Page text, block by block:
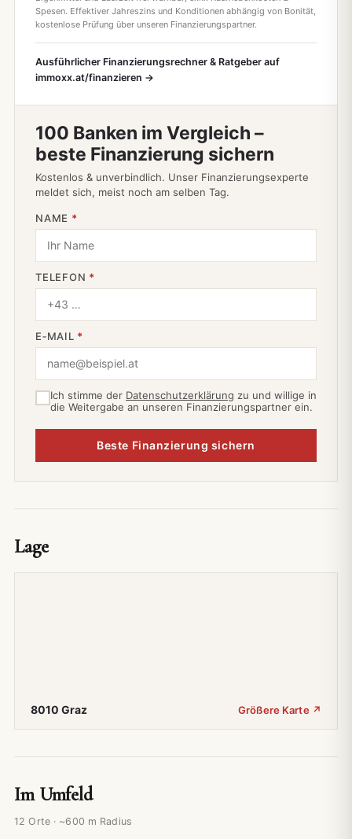
Spesen. Effektiver Jahreszins und Konditionen abhängig von Bonität,
kostenlose Prüfung über unseren Finanzierungspartner.
Ausführlicher Finanzierungsrechner & Ratgeber auf
immoxx.at/finanzieren →
100 Banken im Vergleich –
beste Finanzierung sichern
Kostenlos & unverbindlich. Unser Finanzierungsexperte
meldet sich, meist noch am selben Tag.
NAME *
TELEFON *
E‑MAIL *
Ich stimme der Datenschutzerklärung zu und willige in
die Weitergabe an unseren Finanzierungspartner ein.
Beste Finanzierung sichern
Lage
8010 Graz Größere Karte ↗
Im Umfeld
12 Orte · ~600 m Radius